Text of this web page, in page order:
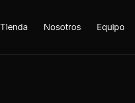
Tienda Nosotros Equipo